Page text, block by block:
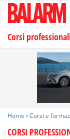
Corsi
Home › Corsi e
CORSI